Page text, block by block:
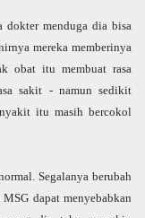
dokter menduga dia bisa
mereka memberinya
obat itu membuat rasa
sakit - namun sedikit
itu masih bercokol
Segalanya berubah
dapat menyebabkan